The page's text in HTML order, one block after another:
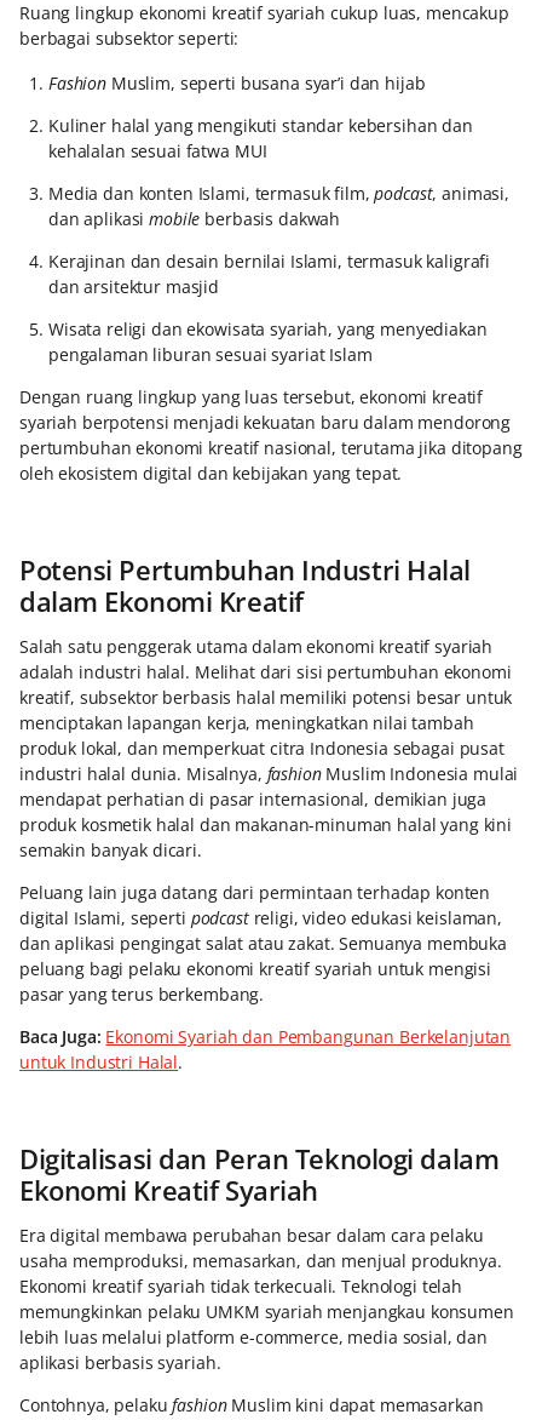
Ruang lingkup ekonomi kreatif syariah cukup luas, mencakup
berbagai subsektor seperti:
Fashion Muslim, seperti busana syar’i dan hijab
Kuliner halal yang mengikuti standar kebersihan dan
kehalalan sesuai fatwa MUI
Media dan konten Islami, termasuk film,podcast, animasi,
dan aplikasimobile berbasis dakwah
Kerajinan dan desain bernilai Islami, termasuk kaligrafi
dan arsitektur masjid
Wisata religi dan ekowisata syariah, yang menyediakan
pengalaman liburan sesuai syariat Islam
Dengan ruang lingkup yang luas tersebut, ekonomi kreatif
syariah berpotensi menjadi kekuatan baru dalam mendorong
pertumbuhan ekonomi kreatif nasional, terutama jika ditopang
oleh ekosistem digital dan kebijakan yang tepat.
Potensi Pertumbuhan Industri Halal
dalam Ekonomi Kreatif
Salah satu penggerak utama dalam ekonomi kreatif syariah
adalah industri halal. Melihat dari sisi pertumbuhan ekonomi
kreatif, subsektor berbasis halal memiliki potensi besar untuk
menciptakan lapangan kerja, meningkatkan nilai tambah
produk lokal, dan memperkuat citra Indonesia sebagai pusat
industri halal dunia. Misalnya, fashionMuslim Indonesia mulai
mendapat perhatian di pasar internasional, demikian juga
produk kosmetik halal dan makanan-minuman halal yang kini
semakin banyak dicari.
Peluang lain juga datang dari permintaan terhadap konten
digital Islami, seperti podcastreligi, video edukasi keislaman,
dan aplikasi pengingat salat atau zakat. Semuanya membuka
peluang bagi pelaku ekonomi kreatif syariah untuk mengisi
pasar yang terus berkembang.
Baca Juga: Ekonomi Syariah dan Pembangunan Berkelanjutan
untuk Industri Halal.
Digitalisasi dan Peran Teknologi dalam
Ekonomi Kreatif Syariah
Era digital membawa perubahan besar dalam cara pelaku
usaha memproduksi, memasarkan, dan menjual produknya.
Ekonomi kreatif syariah tidak terkecuali. Teknologi telah
memungkinkan pelaku UMKM syariah menjangkau konsumen
lebih luas melalui platform e-commerce, media sosial, dan
aplikasi berbasis syariah.
Contohnya, pelakufashionMuslim kini dapat memasarkan